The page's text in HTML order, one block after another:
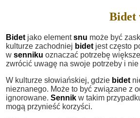
Bidet
Bidet jako elementsnu może być
kulturze zachodniej bidet jest często
w senniku oznaczać potrzebę
zwrócić uwagę na swoje potrzeby i
W kulturze słowiańskiej, gdzie bidet
nieznanego. Może to być związane z
ignorowane. Sennik w takim
mogą przynieść korzyści.